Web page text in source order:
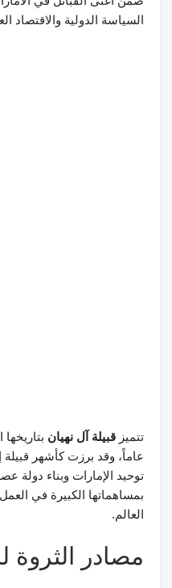
السياسة الدولية والاقتصاد
تتميز قبيلة آل نهيان
عاماً، وقد برزت كأشهر قبيلة
توحيد الإمارات وبناء دولة
بمساهماتها الكبيرة في
العالم.
مصادر الثروة